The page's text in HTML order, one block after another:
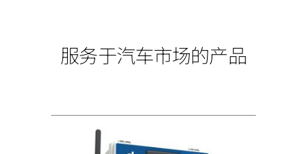
服务于汽车市场的产品